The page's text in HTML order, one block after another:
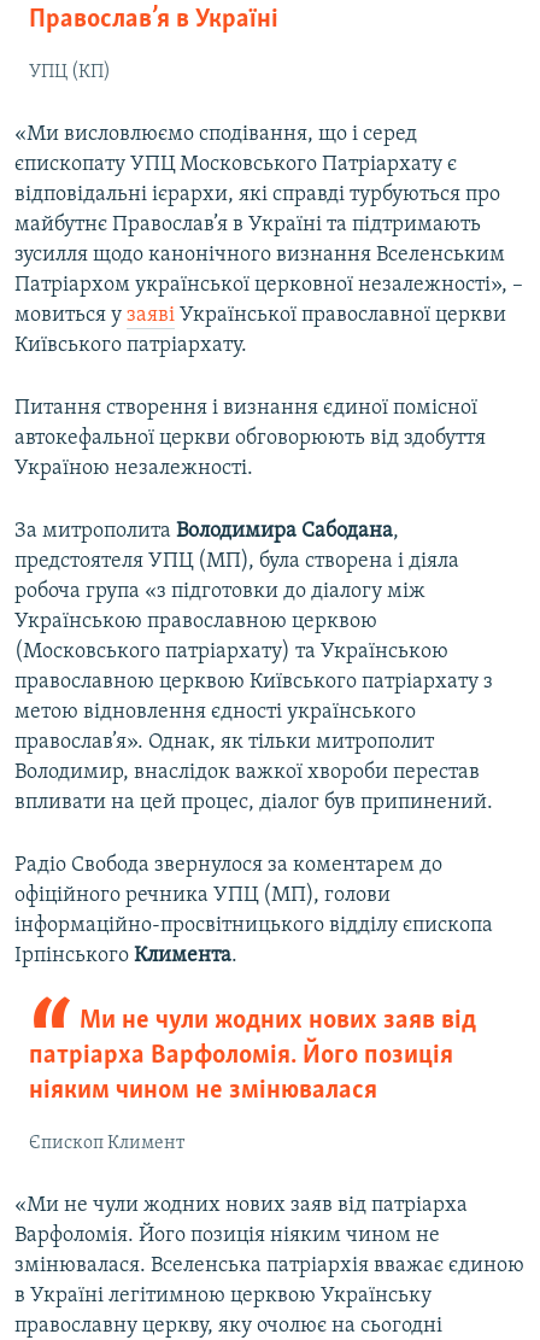
Православ’я в Україні
УПЦ (КП)
«Ми висловлюємо сподівання, що і серед
єпископату УПЦ Московського Патріархату є
відповідальні ієрархи, які справді турбуються про
майбутнє Православ’я в Україні та підтримають
зусилля щодо канонічного визнання Вселенським
Патріархом української церковної незалежності», –
мовиться у заяві Української православної церкви
Київського патріархату.
Питання створення і визнання єдиної помісної
автокефальної церкви обговорюють від здобуття
Україною незалежності.
За митрополита Володимира Сабодана,
предстоятеля УПЦ (МП), була створена і діяла
робоча група «з підготовки до діалогу між
Українською православною церквою
(Московського патріархату) та Українською
православною церквою Київського патріархату з
метою відновлення єдності українського
православ’я». Однак, як тільки митрополит
Володимир, внаслідок важкої хвороби перестав
впливати на цей процес, діалог був припинений.
Радіо Свобода звернулося за коментарем до
офіційного речника УПЦ (МП), голови
інформаційно-просвітницького відділу єпископа
Ірпінського Климента.
Ми не чули жодних нових заяв від
патріарха Варфоломія. Його позиція
ніяким чином не змінювалася
Єпископ Климент
«Ми не чули жодних нових заяв від патріарха
Варфоломія. Його позиція ніяким чином не
змінювалася. Вселенська патріархія вважає єдиною
в Україні легітимною церквою Українську
православну церкву, яку очолює на сьогодні